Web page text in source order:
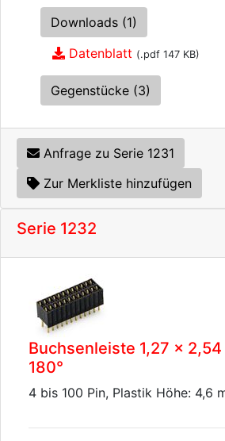
Downloads (1)
Datenblatt (.pdf 147 KB)
Gegenstücke (3)
Anfrage zu Serie 1231
Zur Merkliste hinzufügen
Serie 1232
Buchsenleiste 1,27 x
180°
4 bis 100 Pin, Plastik Höhe: 4,6